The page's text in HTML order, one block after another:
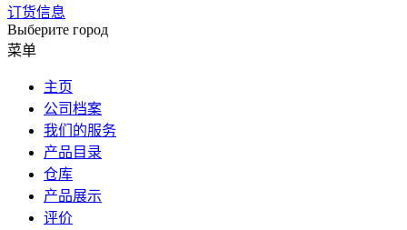
订货信息
Выберите город
菜单
主页
公司档案
我们的服务
产品目录
仓库
产品展示
评价